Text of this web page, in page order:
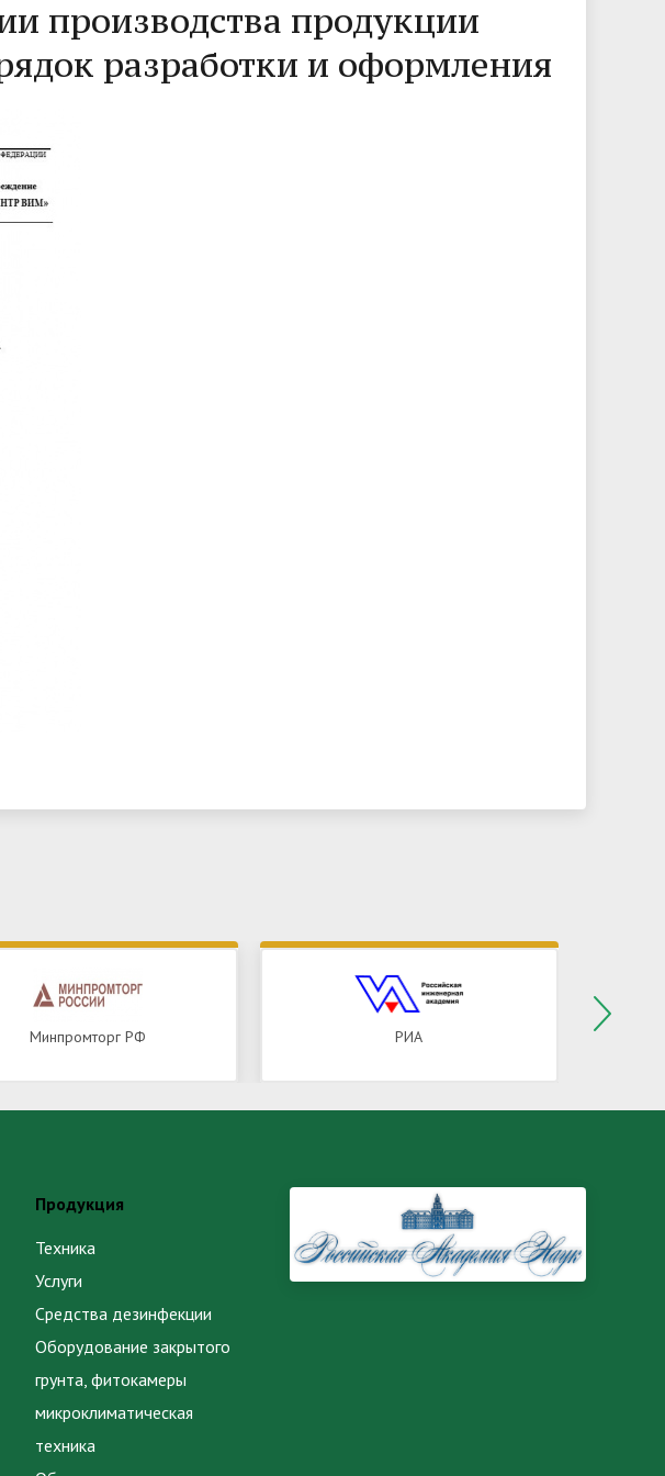
производства продукции
разработки и оформления
Минпромторг РФ РИА
Продукция
Техника
Услуги
Средства дезинфекции
Оборудование закрытого
грунта, фитокамеры
микроклиматическая
техника